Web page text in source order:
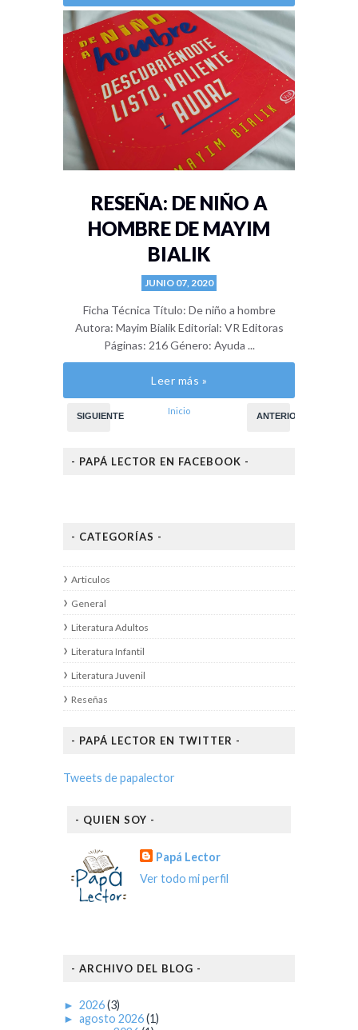
RESEÑA: DE NIÑO A
HOMBRE DE MAYIM
BIALIK
JUNIO 07, 2020
Ficha Técnica Título: De niño a hombre
Autora: Mayim Bialik Editorial: VR Editoras
Páginas: 216 Género: Ayuda ...
Leer más »
SIGUIENTE ANTERIOR
Inicio
- PAPÁ LECTOR EN FACEBOOK -
- CATEGORÍAS -
Articulos
General
Literatura Adultos
Literatura Infantil
Literatura Juvenil
Reseñas
- PAPÁ LECTOR EN TWITTER -
Tweets de papalector
- QUIEN SOY -
Papá Lector
Ver todo mi perfil
- ARCHIVO DEL BLOG -
► 2026(3)
► agosto 2026(1)